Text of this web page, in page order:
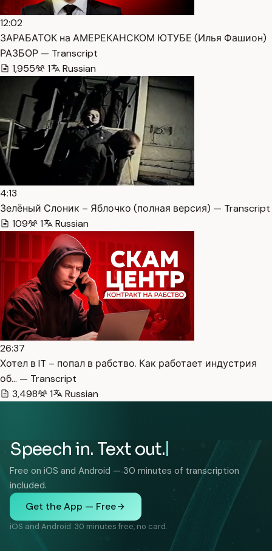
12:02
ЗАРАБАТОК на АМЕРЕКАНСКОМ ЮТУБЕ (Илья Фашион)
РАЗБОР — Transcript
1,955
1 Russian
4:13
Зелёный Слоник – Яблочко (полная версия) — Transcript
109
1 Russian
26:37
Хотел в IT – попал в рабство. Как работает индустрия
об… — Transcript
3,498
1 Russian
Speech in. Text out.
Free on iOS and Android — 30 minutes of transcription
included.
Get the App — Free
iOS and Android. 30 minutes free, no card.